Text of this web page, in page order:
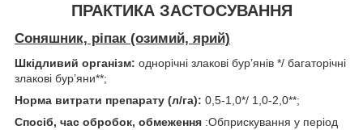
ПРАКТИКА ЗАСТОСУВАННЯ
Cоняшник, ріпак (озимий, ярий)
Шкідливий організм: однорічні злакові бур’янів */ багаторічні
злакові бур’яни**;
Норма витрати препарату (л/га): 0,5-1,0*/ 1,0-2,0**;
Спосіб, час обробок, обмеження :Обприскування у період